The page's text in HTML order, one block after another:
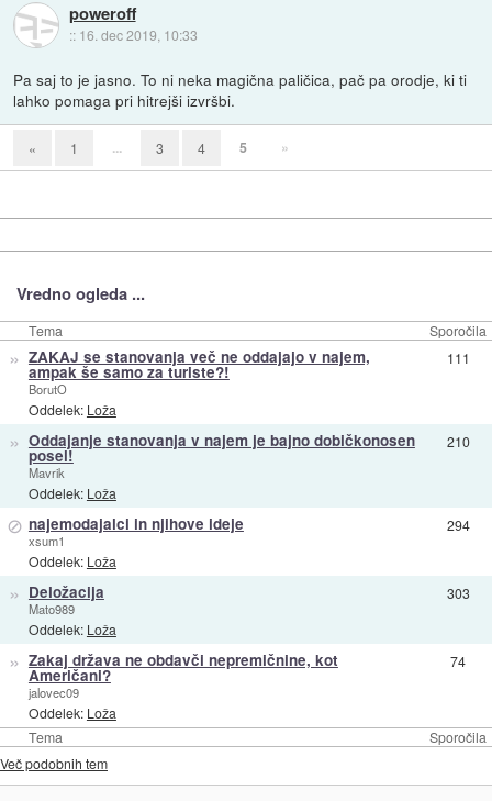
poweroff
:: 16. dec 2019, 10:33
Pa saj to je jasno. To ni neka magična paličica, pač pa orodje, ki ti
lahko pomaga pri hitrejši izvršbi.
« 1 ... 3 4 5 »
Vredno ogleda ...
Tema Sporočila
Tema Sporočila
» ZAKAJ se stanovanja več ne oddajajo v najem,
ampak še samo za turiste?!
BorutO
Oddelek: Loža
111
» Oddajanje stanovanja v najem je bajno dobičkonosen
posel!
Mavrik
Oddelek: Loža
210
⊘ najemodajalci in njihove ideje
xsum1
Oddelek: Loža
294
» Deložacija
Mato989
Oddelek: Loža
303
» Zakaj država ne obdavči nepremičnine, kot
Američani?
jalovec09
Oddelek: Loža
74
Več podobnih tem